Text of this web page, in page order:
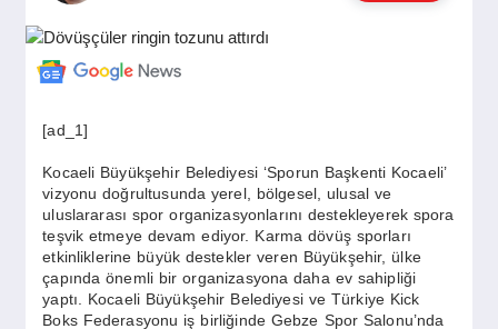
GÜNDEM
SIYASET
EĞITIM
EKONOMI
[ad_1]
Kocaeli Büyükşehir Belediyesi ‘Sporun Başkenti Kocaeli’
vizyonu doğrultusunda yerel, bölgesel, ulusal ve
uluslararası spor organizasyonlarını destekleyerek spora
teşvik etmeye devam ediyor. Karma dövüş sporları
etkinliklerine büyük destekler veren Büyükşehir, ülke
çapında önemli bir organizasyona daha ev sahipliği
yaptı. Kocaeli Büyükşehir Belediyesi ve Türkiye Kick
Boks Federasyonu iş birliğinde Gebze Spor Salonu’nda